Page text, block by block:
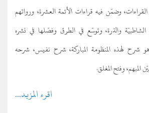
وضمّن فيه قراءات الأئمة العشرة، ورواتهم
الشاطبيّة والدّرة، وتوسّع في الطرق وفصّلها في نشره
شرح لهذه المنظومة المباركة، شرح نفيس، شرحه
وفتح المغلق.
اقرء المزيد...